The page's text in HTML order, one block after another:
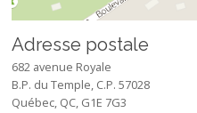
Adresse postale
682 avenue Royale
B.P. du Temple, C.P. 57028
Québec, QC, G1E 7G3